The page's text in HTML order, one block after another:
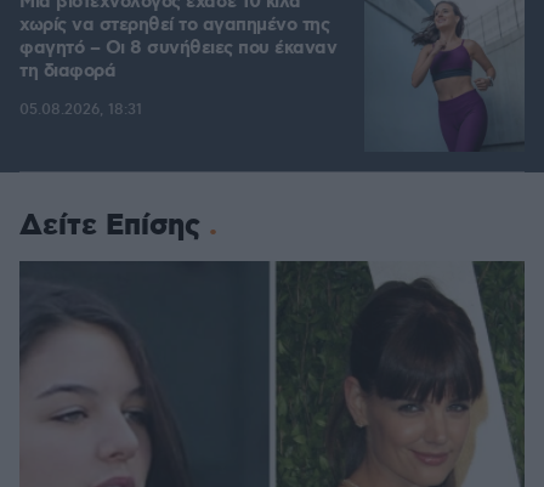
χωρίς να στερηθεί το αγαπημένο της
φαγητό – Οι 8 συνήθειες που έκαναν
τη διαφορά
05.08.2026, 18:31
Δείτε Επίσης